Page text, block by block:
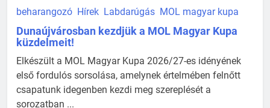
beharangozó Hírek Labdarúgás MOL magyar kupa
Dunaújvárosban kezdjük a MOL Magyar Kupa
küzdelmeit!
Elkészült a MOL Magyar Kupa 2026/27-es idényének
első fordulós sorsolása, amelynek értelmében felnőtt
csapatunk idegenben kezdi meg szereplését a
sorozatban ...